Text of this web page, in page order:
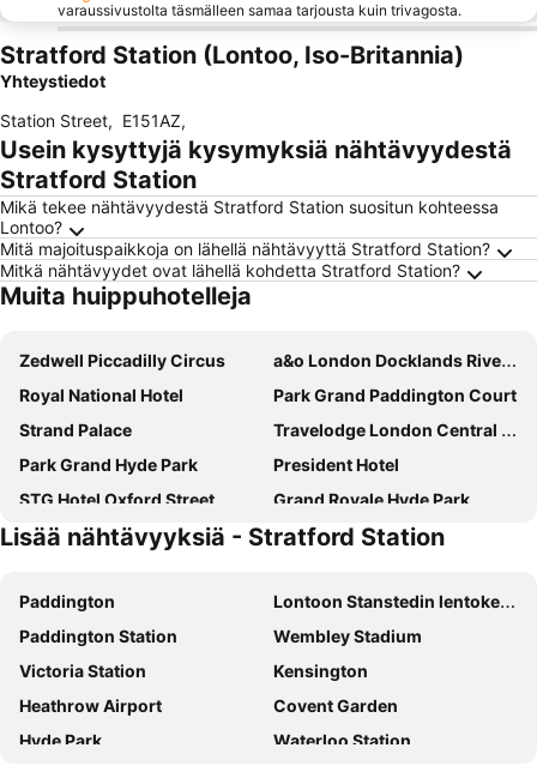
varaussivustolta täsmälleen samaa tarjousta kuin trivagosta.
Stratford Station (Lontoo, Iso-Britannia)
Yhteystiedot
Station Street, E151AZ,
Usein kysyttyjä kysymyksiä nähtävyydestä
Stratford Station
Mikä tekee nähtävyydestä Stratford Station suositun kohteessa
Lontoo?
Mitä majoituspaikkoja on lähellä nähtävyyttä Stratford Station?
Mitkä nähtävyydet ovat lähellä kohdetta Stratford Station?
Muita huippuhotelleja
Zedwell Piccadilly Circus
a&o London Docklands Riverside
Royal National Hotel
Park Grand Paddington Court
Strand Palace
Travelodge London Central City Road
Park Grand Hyde Park
President Hotel
STG Hotel Oxford Street
Grand Royale Hyde Park
Park Plaza London Riverbank
ibis budget London Whitechapel - Brick Lane
Premier Inn London County Hall
Tavistock Hotel
DoubleTree by Hilton London - Chelsea
Charlotte Street Rooms by News Hotel
Premier Inn London Paddington - Paddington Station
Assembly Leicester Square
Park Plaza Westminster Bridge Hotel
Central Park Hotel
Hilton London Metropole
Ebury House Hotel
Lisää nähtävyyksiä - Stratford Station
Paddington
Lontoon Stanstedin lentokenttä
Paddington Station
Wembley Stadium
Victoria Station
Kensington
Heathrow Airport
Covent Garden
Hyde Park
Waterloo Station